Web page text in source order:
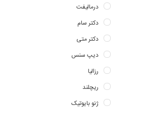
درمالیفت
دکتر سام
دکتر متی
دیپ سنس
رزالیا
ریچلند
ژنو بایوتیک